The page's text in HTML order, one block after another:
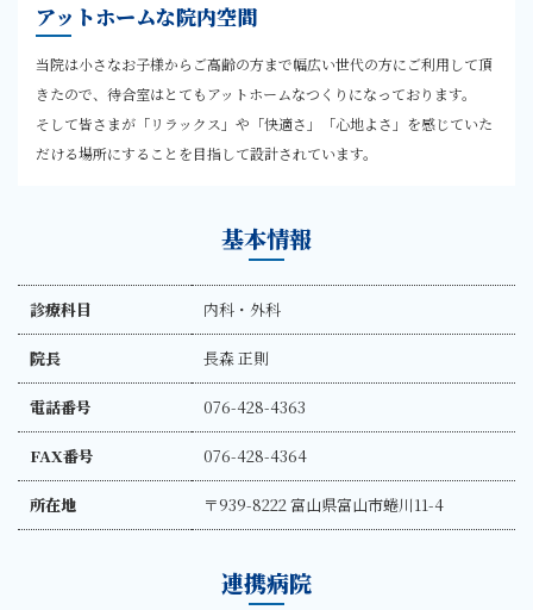
アットホームな院内空間
当院は小さなお子様からご高齢の方まで幅広い世代の方にご利用して頂
きたので、待合室はとてもアットホームなつくりになっております。
そして皆さまが「リラックス」や「快適さ」「心地よさ」を感じていた
だける場所にすることを目指して設計されています。
基本情報
診療科目 内科・外科
院長 長森 正則
電話番号 076-428-4363
FAX番号 076-428-4364
所在地 〒939-8222 富山県富山市蜷川11-4
連携病院